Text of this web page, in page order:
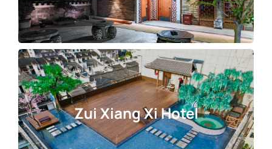
Zui Xiang Xi Hotel